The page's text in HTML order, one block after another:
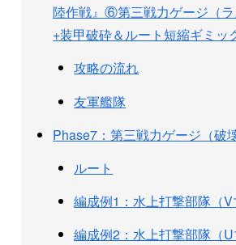
陸作戦』⑥第三戦力ゲージ（
+装甲破砕＆ルート短縮ギミッ
攻略の流れ
友軍艦隊
Phase7：第三戦力ゲージ（破
ルート
編成例1：水上打撃部隊（V
編成例2：水上打撃部隊（U